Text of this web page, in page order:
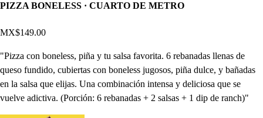
PIZZA BONELESS · CUARTO DE METRO
MX$149.00
"Pizza con boneless, piña y tu salsa favorita. 6 rebanadas llenas de
queso fundido, cubiertas con boneless jugosos, piña dulce, y bañadas
en la salsa que elijas. Una combinación intensa y deliciosa que se
vuelve adictiva. (Porción: 6 rebanadas + 2 salsas + 1 dip de ranch)"